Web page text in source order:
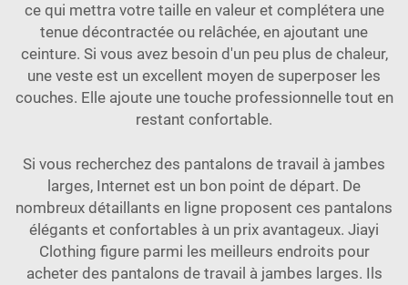
ce qui mettra votre taille en valeur et complétera une
tenue décontractée ou relâchée, en ajoutant une
ceinture. Si vous avez besoin d'un peu plus de chaleur,
une veste est un excellent moyen de superposer les
couches. Elle ajoute une touche professionnelle tout en
restant confortable.
Si vous recherchez des pantalons de travail à jambes
larges, Internet est un bon point de départ. De
nombreux détaillants en ligne proposent ces pantalons
élégants et confortables à un prix avantageux. Jiayi
Clothing figure parmi les meilleurs endroits pour
acheter des pantalons de travail à jambes larges. Ils